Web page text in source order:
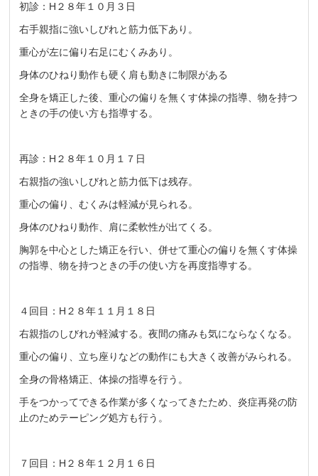
初診：H２８年１０月３日
右手親指に強いしびれと筋力低下あり。
重心が左に偏り右足にむくみあり。
身体のひねり動作も硬く肩も動きに制限がある
全身を矯正した後、重心の偏りを無くす体操の指導、物を持つ
ときの手の使い方も指導する。
再診：H２８年１０月１７日
右親指の強いしびれと筋力低下は残存。
重心の偏り、むくみは軽減が見られる。
身体のひねり動作、肩に柔軟性が出てくる。
胸郭を中心とした矯正を行い、併せて重心の偏りを無くす体操
の指導、物を持つときの手の使い方を再度指導する。
４回目：H２８年１１月１８日
右親指のしびれが軽減する。夜間の痛みも気にならなくなる。
重心の偏り、立ち座りなどの動作にも大きく改善がみられる。
全身の骨格矯正、体操の指導を行う。
手をつかってできる作業が多くなってきたため、炎症再発の防
止のためテーピング処方も行う。
７回目：H２８年１２月１６日